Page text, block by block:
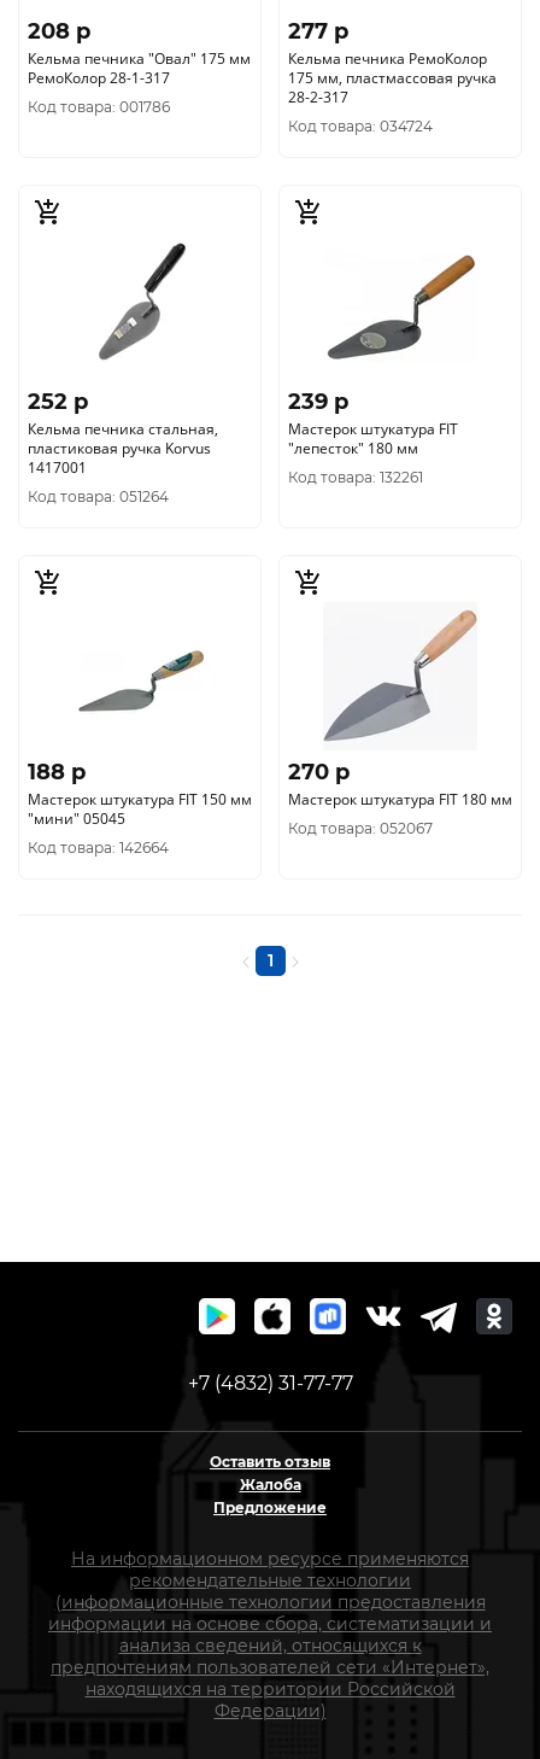
208 p
Кельма печника "Овал" 175 мм
РемоКолор 28-1-317
Код товара: 001786
277 p
Кельма печника РемоКолор
175 мм, пластмассовая ручка
28-2-317
Код товара: 034724
252 p
Кельма печника стальная,
пластиковая ручка Korvus
1417001
Код товара: 051264
239 p
Мастерок штукатура FIT
"лепесток" 180 мм
Код товара: 132261
188 p
Мастерок штукатура FIT 150 мм
"мини" 05045
Код товара: 142664
270 p
Мастерок штукатура FIT 180 мм
Код товара: 052067
1
+7 (4832) 31-77-77
Оставить отзыв
Жалоба
Предложение
На информационном ресурсе применяются
рекомендательные технологии
(информационные технологии предоставления
информации на основе сбора, систематизации и
анализа сведений, относящихся к
предпочтениям пользователей сети «Интернет»,
находящихся на территории Российской
Федерации)